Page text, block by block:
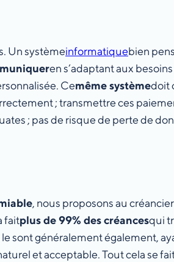
Un systèmeinformatiquebien
en s’adaptant aux
Cemême systèmedoit
; transmettre ces
; pas de risque de perte de
, nous proposons au
faitplus de 99% des créancesqui
sont généralement également,
et acceptable. Tout cela se